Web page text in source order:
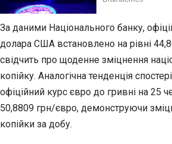
За даними Національного банку,
долара США встановлено на рівні
свідчить про щоденне зміцнення
копійку. Аналогічна тенденція
офіційний курс євро до гривні на 25
50,8809 грн/євро, демонструючи
копійки за добу.